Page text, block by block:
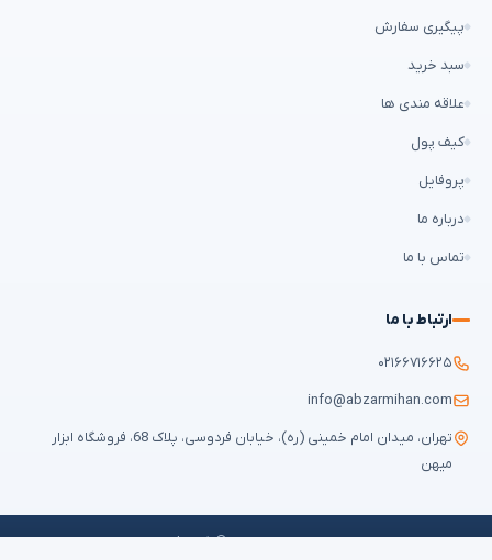
پیگیری سفارش
سبد خرید
علاقه مندی ها
کیف پول
پروفایل
درباره ما
تماس با ما
ارتباط با ما
۰۲۱۶۶۷۱۶۶۲۵
info@abzarmihan.com
تهران، میدان امام خمینی (ره)، خیابان فردوسی، پلاک 68، فروشگاه ابزار
میهن
تمامی حقوق برایابزار میهنمحفوظ است © ۲۰۲۶ | طراحی سایت و سئو:
ایران